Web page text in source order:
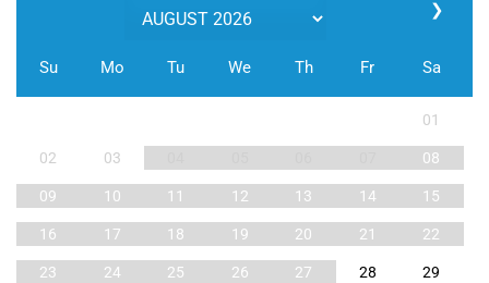
❯
Su Mo Tu We Th Fr Sa
01
02 03 08
09 10 11 12 13 14 15
16 17 18 19 20 21 22
23 24 25 26 27 28 29